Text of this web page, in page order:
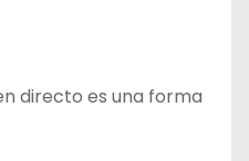
directo es una forma